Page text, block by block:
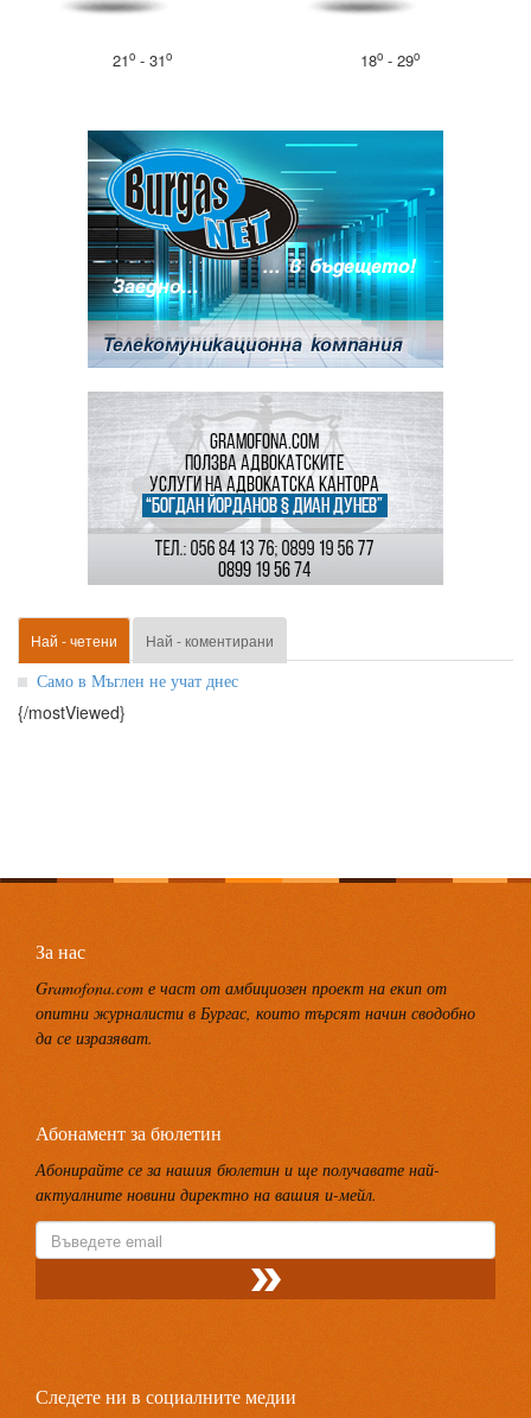
21o- 31o 18o- 29o
Най - четени Най - коментирани
Само в Мъглен не учат днес
{/mostViewed}
За нас
Gramofona.com е част от амбициозен проект на екип от
опитни журналисти в Бургас, които търсят начин сводобно
да се изразяват.
Абонамент за бюлетин
Абонирайте се за нашия бюлетин и ще получавате най-
актуалните новини директно на вашия и-мейл.
Следете ни в социалните медии